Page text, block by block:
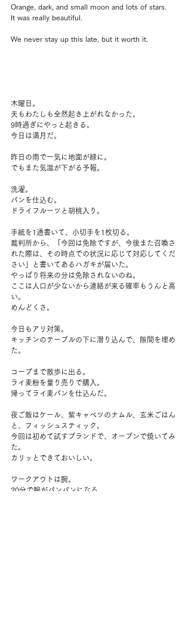
Orange, dark, and small moon and lots of stars.
It was really beautiful.
We never stay up this late, but it worth it.
木曜日。
夫もわたしも全然起き上がれなかった。
9時過ぎにやっと起きる。
今日は満月だ。
昨日の雨で一気に地面が緑に。
でもまた気温が下がる予報。
洗濯。
パンを仕込む。
ドライフルーツと胡桃入り。
手紙を1通書いて、小切手を1枚切る。
裁判所から、「今回は免除ですが、今後また召喚さ
れた際は、その時点での状況に応じて対応してくだ
さい」と書いてあるハガキが届いた。
やっぱり将来の分は免除されないのね。
ここは人口が少ないから連絡が来る確率もうんと高
い。
めんどくさ。
今日もアリ対策。
キッチンのテーブルの下に潜り込んで、隙間を埋め
た。
コープまで散歩に出る。
ライ麦粉を量り売りで購入。
帰ってライ麦パンを仕込んだ。
夜ご飯はケール、紫キャベツのナムル、玄米ごはん
と、フィッシュスティック。
今回は初めて試すブランドで、オーブンで焼いてみ
た。
カリッとできておいしい。
ワークアウトは腕。
20分で腕がパンパンになる。